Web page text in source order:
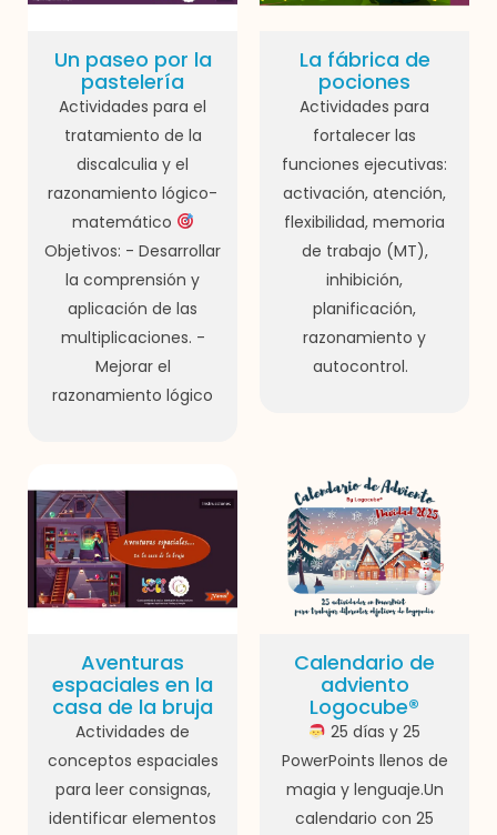
Un paseo por la
pastelería
Actividades para el
tratamiento de la
discalculia y el
razonamiento lógico-
matemático
Objetivos: - Desarrollar
la comprensión y
aplicación de las
multiplicaciones. -
Mejorar el
razonamiento lógico
La fábrica de
pociones
Actividades para
fortalecer las
funciones ejecutivas:
activación, atención,
flexibilidad, memoria
de trabajo (MT),
inhibición,
planificación,
razonamiento y
autocontrol.
Aventuras
espaciales en la
casa de la bruja
Actividades de
conceptos espaciales
para leer consignas,
identificar elementos
Calendario de
adviento
Logocube®
25 días y 25
PowerPoints llenos de
magia y lenguaje.Un
calendario con 25